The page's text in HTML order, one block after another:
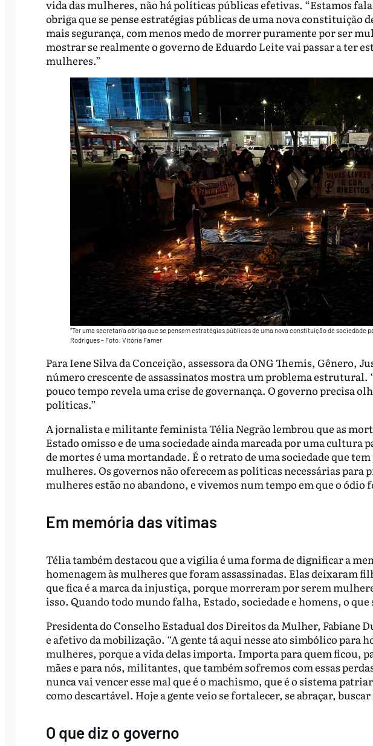
vida das mulheres, não há políticas públicas efetivas. “Estamos
obriga que se pense estratégias públicas de uma nova constituição
mais segurança, com menos medo de morrer puramente por ser
mostrar se realmente o governo de Eduardo Leite vai passar a ter
mulheres.”
“Ter uma secretaria obriga que se pensem estratégias públicas de uma nova constituição de sociedade
Rodrigues – Foto: Vitória Famer
Para Iene Silva da Conceição, assessora da ONG Themis, Gênero,
número crescente de assassinatos mostra um problema estrutural.
pouco tempo revela uma crise de governança. O governo precisa
políticas.”
A jornalista e militante feminista Télia Negrão lembrou que as
Estado omisso e de uma sociedade ainda marcada por uma cultura
de mortes é uma mortandade. É o retrato de uma sociedade que
mulheres. Os governos não oferecem as políticas necessárias para
mulheres estão no abandono, e vivemos num tempo em que o ódio
Em memória das vítimas
Télia também destacou que a vigília é uma forma de dignificar a
homenagem às mulheres que foram assassinadas. Elas deixaram
que fica é a marca da injustiça, porque morreram por serem
isso. Quando todo mundo falha, Estado, sociedade e homens, o
Presidenta do Conselho Estadual dos Direitos da Mulher, Fabiane
e afetivo da mobilização. “A gente tá aqui nesse ato simbólico para
mulheres, porque a vida delas importa. Importa para quem ficou,
mães e para nós, militantes, que também sofremos com essas
nunca vai vencer esse mal que é o machismo, que é o sistema
como descartável. Hoje a gente veio se fortalecer, se abraçar,
O que diz o governo